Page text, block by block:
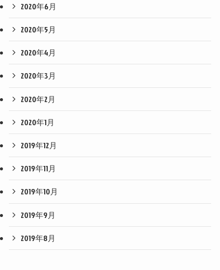
2020年6月
2020年5月
2020年4月
2020年3月
2020年2月
2020年1月
2019年12月
2019年11月
2019年10月
2019年9月
2019年8月